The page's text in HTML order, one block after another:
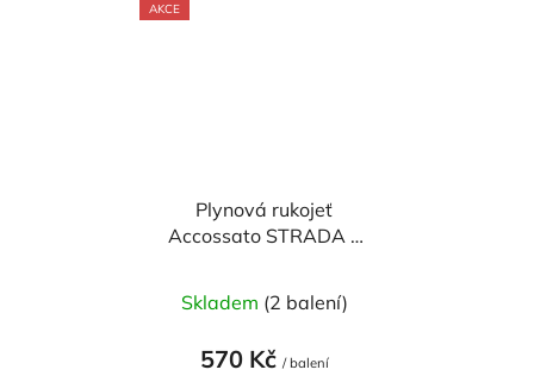
AKCE
Plynová rukojeť
Accossato STRADA s
Skladem (2 balení)
570 Kč / balení